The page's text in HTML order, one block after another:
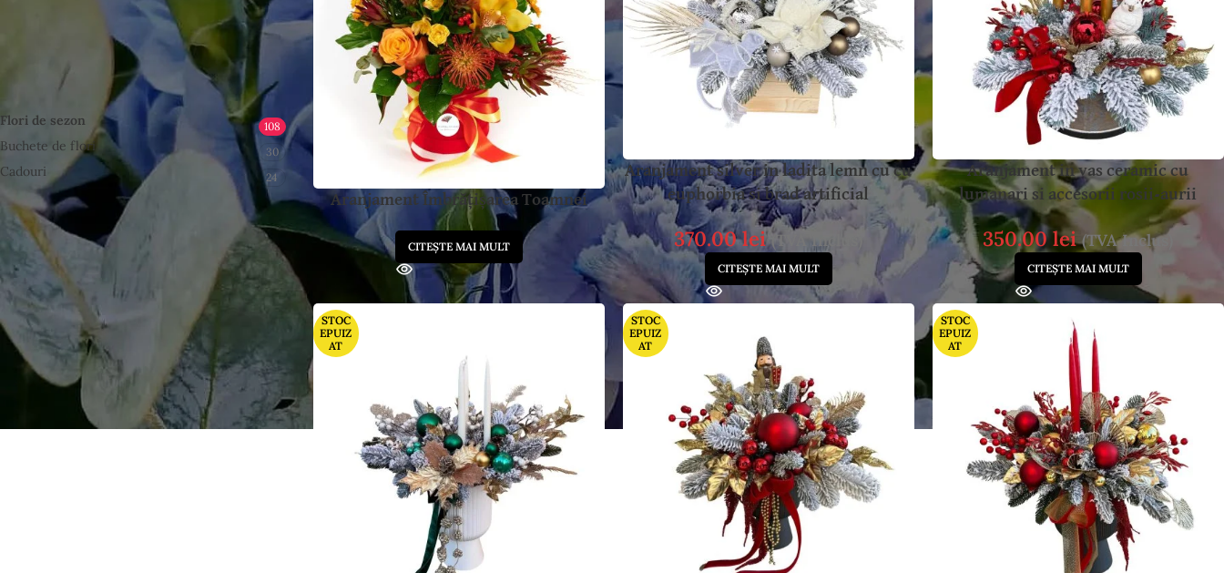
ÎNAPOI LA MAGAZIN
CATEGORII DE PRODUSE
Flori de sezon 108
Buchete de flori 30
Cadouri 24
FILTRARE PRODUSE
FILTREAZĂ
Aranjament Îmbrățișarea Toamnei
CITEȘTE MAI MULT
Aranjament silver in ladita lemn cu cu
euphorbia si brad artificial
370.00lei (TVA Inclus)
CITEȘTE MAI MULT
Aranjament in vas ceramic cu
lumanari si accesorii rosii-aurii
350.00lei (TVA Inclus)
CITEȘTE MAI MULT
STOC
EPUIZ
AT
STOC
EPUIZ
AT
STOC
EPUIZ
AT